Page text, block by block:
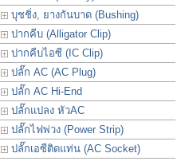
บุชชิ่ง, ยางกันบาด (Bushing)
ปากคีบ (Alligator Clip)
ปากคีบไอซี (IC Clip)
ปลั๊ก AC (AC Plug)
ปลั๊ก AC Hi-End
ปลั๊กแปลง หัวAC
ปลั๊กไฟพ่วง (Power Strip)
ปลั๊กเอซีติดแท่น (AC Socket)